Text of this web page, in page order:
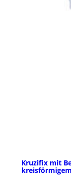
Kruzifix mit